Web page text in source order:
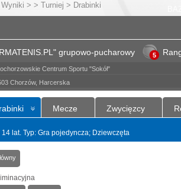
Wyniki > > Turniej > Drabinki
grupowo-pucharowy 5
Centrum Sportu "Sokół"
Chorzów, Harcerska
Mecze Zwycięzcy
14 lat. Typ: Gra pojedyncza; Dziewczęta